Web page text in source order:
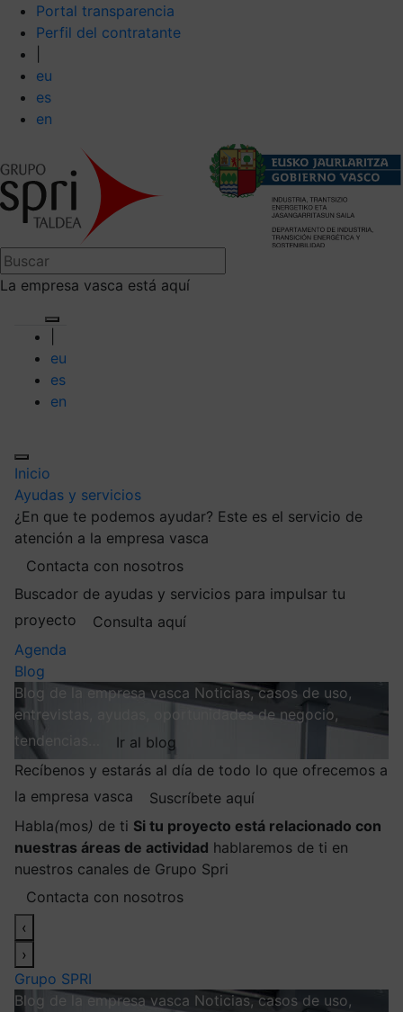
Portal transparencia
Perfil del contratante
eu
es
en
La empresa vasca está aquí
eu
es
en
Inicio
Ayudas y servicios
¿En que te podemos ayudar? Este es el servicio de
atención a la empresa vasca
Contacta con nosotros
Buscador de ayudas y servicios para impulsar tu
proyecto
Consulta aquí
Agenda
Blog
Blog de la empresa vasca Noticias, casos de uso,
entrevistas, ayudas, oportunidades de negocio,
tendencias…
Ir al blog
Recíbenos y estarás al día de todo lo que ofrecemos a
la empresa vasca
Suscríbete aquí
Habla(mos) de ti Si tu proyecto está relacionado con
nuestras áreas de actividad hablaremos de ti en
nuestros canales de Grupo Spri
Contacta con nosotros
‹
›
Grupo SPRI
Blog de la empresa vasca Noticias, casos de uso,